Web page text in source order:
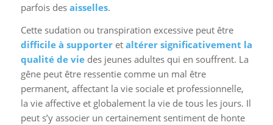
parfois des aisselles.
Cette sudation ou transpiration excessive peut être
difficile à supporteret altérer significativement la
qualité de viedes jeunes adultes qui en souffrent. La
gêne peut être ressentie comme un mal être
permanent, affectant la vie sociale et professionnelle,
la vie affective et globalement la vie de tous les jours. Il
peut s’y associer un certainement sentiment de honte